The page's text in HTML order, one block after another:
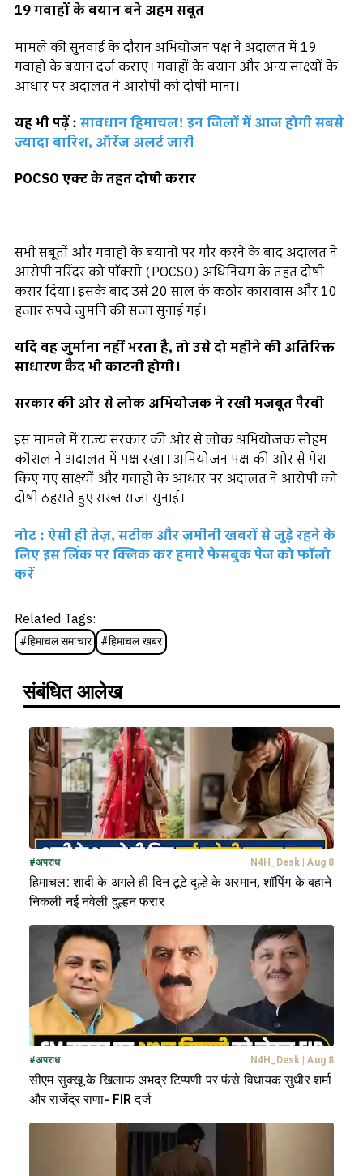
19 गवाहों के बयान बने अहम सबूत
मामले की सुनवाई के दौरान अभियोजन पक्ष ने अदालत में 19
गवाहों के बयान दर्ज कराए। गवाहों के बयान और अन्य साक्ष्यों के
आधार पर अदालत ने आरोपी को दोषी माना।
यह भी पढ़ें : सावधान हिमाचल! इन जिलों में आज होगी सबसे
ज्यादा बारिश, ऑरेंज अलर्ट जारी
POCSO एक्ट के तहत दोषी करार
सभी सबूतों और गवाहों के बयानों पर गौर करने के बाद अदालत ने
आरोपी नरिंदर को पॉक्सो (POCSO) अधिनियम के तहत दोषी
करार दिया। इसके बाद उसे 20 साल के कठोर कारावास और 10
हजार रुपये जुर्माने की सजा सुनाई गई।
यदि वह जुर्माना नहीं भरता है, तो उसे दो महीने की अतिरिक्त
साधारण कैद भी काटनी होगी।
सरकार की ओर से लोक अभियोजक ने रखी मजबूत पैरवी
इस मामले में राज्य सरकार की ओर से लोक अभियोजक सोहम
कौशल ने अदालत में पक्ष रखा। अभियोजन पक्ष की ओर से पेश
किए गए साक्ष्यों और गवाहों के आधार पर अदालत ने आरोपी को
दोषी ठहराते हुए सख्त सजा सुनाई।
नोट : ऐसी ही तेज़, सटीक और ज़मीनी खबरों से जुड़े रहने के
लिए इस लिंक पर क्लिक कर हमारे फेसबुक पेज को फॉलो
करें
Related Tags:
#हिमाचल समाचार #हिमाचल खबर
संबंधित आलेख
#अपराध N4H_Desk Aug 8
हिमाचल: शादी के अगले ही दिन टूटे दूल्हे के अरमान, शॉपिंग के बहाने
निकली नई नवेली दुल्हन फरार
#अपराध N4H_Desk Aug 8
सीएम सुक्खू के खिलाफ अभद्र टिप्पणी पर फंसे विधायक सुधीर शर्मा
और राजेंद्र राणा- FIR दर्ज